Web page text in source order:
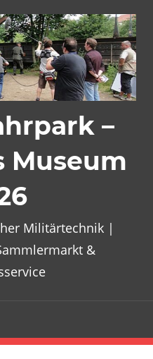
–
Museum
Militärtechnik |
&